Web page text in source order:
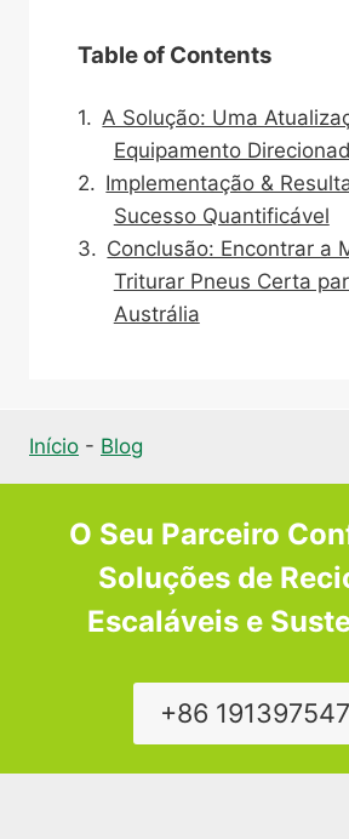
Table of Contents
A Solução: Uma
Equipamento
Implementação &
Sucesso Quantificável
Conclusão: Encontrar a
Triturar Pneus Certa
Austrália
Início - Blog
O Seu Parceiro
Soluções de
Escaláveis e
+86